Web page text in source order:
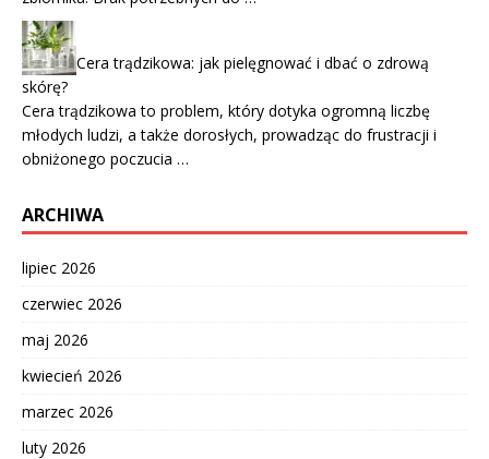
Cera trądzikowa: jak pielęgnować i dbać o zdrową
skórę?
Cera trądzikowa to problem, który dotyka ogromną liczbę
młodych ludzi, a także dorosłych, prowadząc do frustracji i
obniżonego poczucia …
ARCHIWA
lipiec 2026
czerwiec 2026
maj 2026
kwiecień 2026
marzec 2026
luty 2026